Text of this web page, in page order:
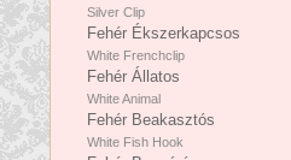
Silver Clip
Fehér Ékszerkapcsos
White Frenchclip
Fehér Állatos
White Animal
Fehér Beakasztós
White Fish Hook